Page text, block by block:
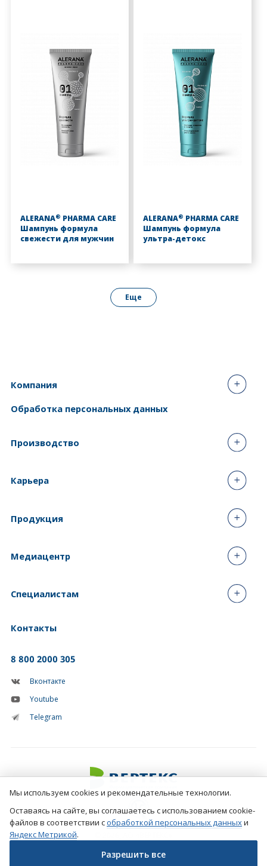
ALERANA® PHARMA CARE
Шампунь формула
свежести для мужчин
ALERANA® PHARMA CARE
Шампунь формула
ультра-детокс
Еще
Компания
Обработка персональных данных
Производство
Карьера
8 800 2000 305
Вконтакте
Youtube
Telegram
Продукция
Медиацентр
Специалистам
Контакты
Создание сайтов
Мы используем cookies и рекомендательные технологии.
Оставаясь на сайте, вы соглашаетесь с использованием cookie-
файлов в соответствии собработкой персональных данныхи
Яндекс Метрикой.
Разрешить все